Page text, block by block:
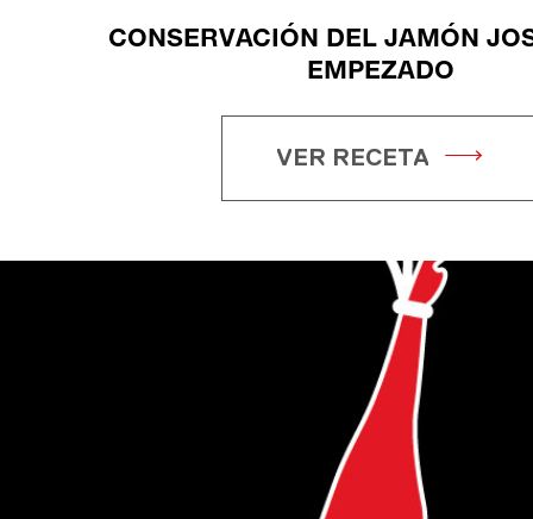
CONSERVACIÓN DEL JAMÓN
EMPEZADO
VER RECETA